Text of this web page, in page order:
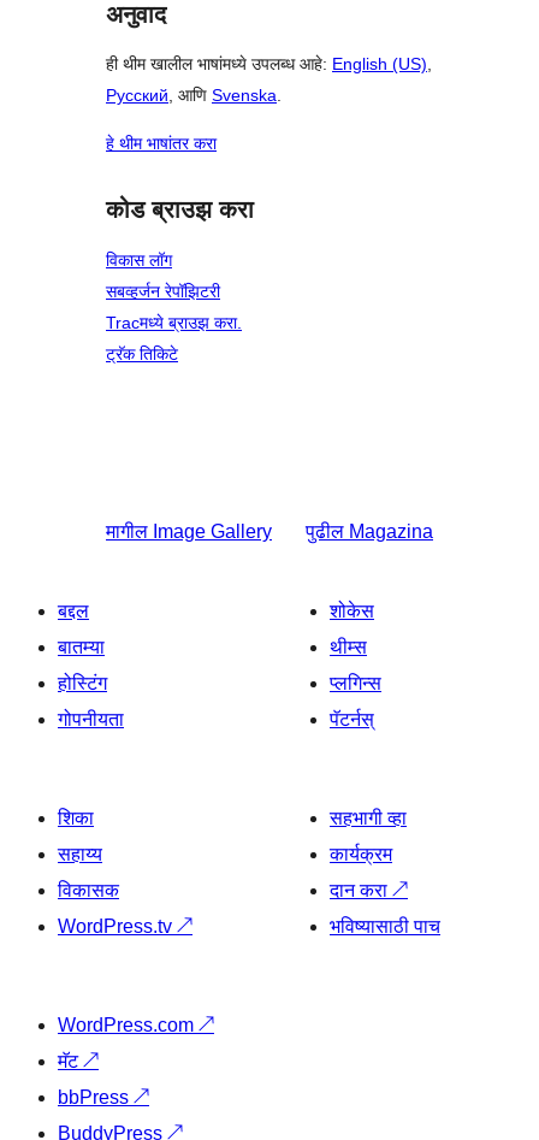
अनुवाद
ही थीम खालील भाषांमध्ये उपलब्ध आहे: English (US),
Русский, आणि Svenska.
हे थीम भाषांतर करा
कोड ब्राउझ करा
विकास लॉग
सबव्हर्जन रेपॉझिटरी
Tracमध्ये ब्राउझ करा.
ट्रॅक तिकिटे
मागील Image Gallery पुढील Magazina
बद्दल
बातम्या
होस्टिंग
गोपनीयता
शोकेस
थीम्स
प्लगिन्स
पॅटर्नस्
शिका
सहाय्य
विकासक
WordPress.tv ↗
सहभागी व्हा
कार्यक्रम
दान करा ↗
भविष्यासाठी पाच
WordPress.com ↗
मॅट↗
bbPress ↗
BuddyPress ↗